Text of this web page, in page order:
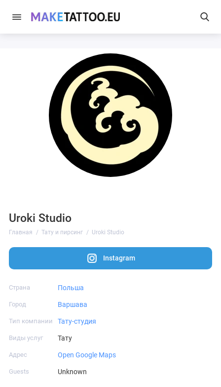
Uroki Studio
Главная Тату и пирсинг Uroki Studio
Instagram
Страна Польша
Город Варшава
Тип компании Тату-студия
Виды услуг Тату
Адрес Open Google Maps
Guests Unknown